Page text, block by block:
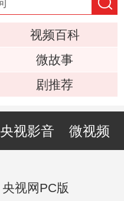
视频百科
微故事
剧推荐
央视影音 微视频
央视网PC版